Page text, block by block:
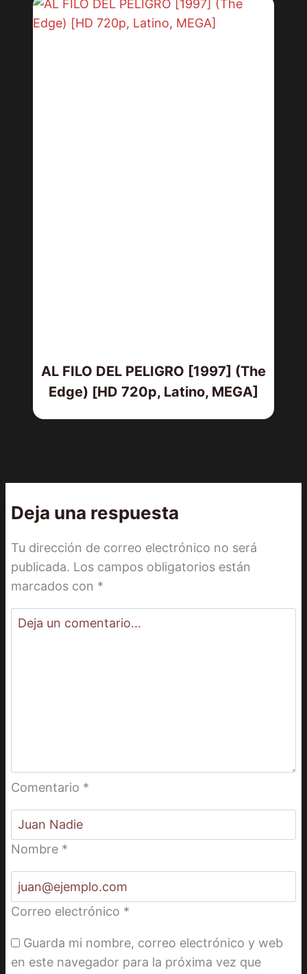
AL FILO DEL PELIGRO [1997] (The
Edge) [HD 720p, Latino, MEGA]
Deja una respuesta
Tu dirección de correo electrónico no será
publicada. Los campos obligatorios están
marcados con *
Comentario *
Nombre *
Correo electrónico *
Guarda mi nombre, correo electrónico y web
en este navegador para la próxima vez que